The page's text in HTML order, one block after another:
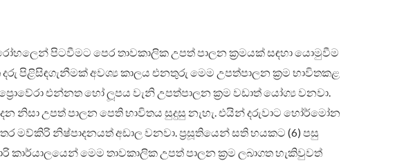
පිටවීමට පෙර තාවකාලික උපත් පාලන ක්‍රමයක් සඳහා යොමුවීම
දරු පිළිසිඳගැනීමක් අවශ්‍ය කාලය එනතුරු මෙම උපත්පාලන ක්‍රම භාවිතකළ
එන්නත හෝ ලූපය වැනි උපත්පාලන ක්‍රම වඩාත් යෝග්‍ය වනවා.
නිසා උපත් පාලන පෙති භාවිතය සුදුසු නැහැ. එයින් දරුවාට හෝර්මෝන
මව්කිරි නිෂ්පාදනයත් අඩාල වනවා. ප්‍රසූතියෙන් සති හයකට (6) පසු
කාර්යාලයෙන් මෙම තාවකාලික උපත් පාලන ක්‍රම ලබාගත හැකිවුවත්